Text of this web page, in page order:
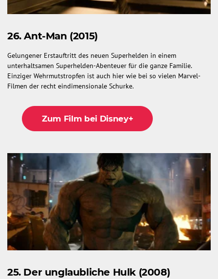
26. Ant-Man (2015)
Gelungener Erstauftritt des neuen Superhelden in einem
unterhaltsamen Superhelden-Abenteuer für die ganze Familie.
Einziger Wehrmutstropfen ist auch hier wie bei so vielen Marvel-
Filmen der recht eindimensionale Schurke.
Zum Film bei Disney+
25. Der unglaubliche Hulk (2008)